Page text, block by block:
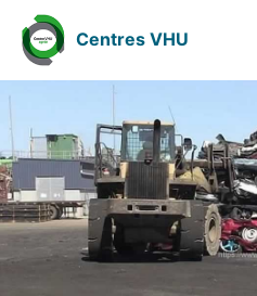
Centres VHU